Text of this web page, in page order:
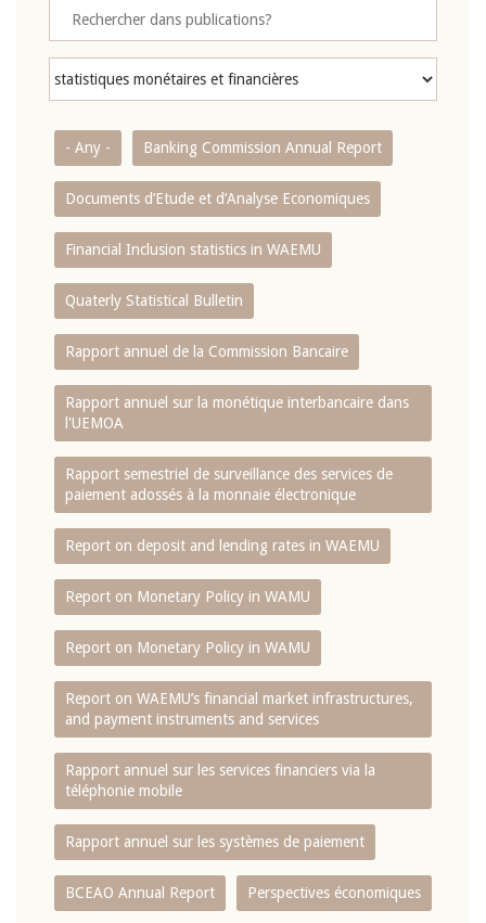
- Any - Banking Commission Annual Report
Documents d’Etude et d’Analyse Economiques
Financial Inclusion statistics in WAEMU
Quaterly Statistical Bulletin
Rapport annuel de la Commission Bancaire
Rapport annuel sur la monétique interbancaire dans
l'UEMOA
Rapport semestriel de surveillance des services de
paiement adossés à la monnaie électronique
Report on deposit and lending rates in WAEMU
Report on Monetary Policy in WAMU
Report on Monetary Policy in WAMU
Report on WAEMU’s financial market infrastructures,
and payment instruments and services
Rapport annuel sur les services financiers via la
téléphonie mobile
Rapport annuel sur les systèmes de paiement
BCEAO Annual Report Perspectives économiques